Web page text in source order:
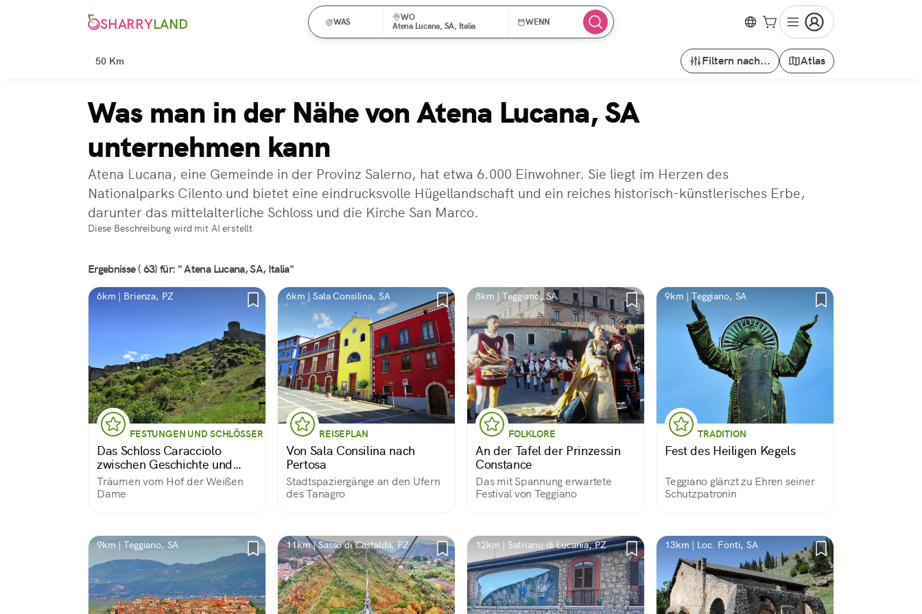
SHARRYLAND WAS
WO
Atena Lucana, SA, Italia
WENN
50 Km Filtern nach... Atlas
Was man in der Nähe von Atena Lucana, SA
unternehmen kann
Atena Lucana, eine Gemeinde in der Provinz Salerno, hat etwa 6.000 Einwohner. Sie liegt im Herzen des
Nationalparks Cilento und bietet eine eindrucksvolle Hügellandschaft und ein reiches historisch-künstlerisches Erbe,
darunter das mittelalterliche Schloss und die Kirche San Marco.
Diese Beschreibung wird mit AI erstellt
Ergebnisse ( 63) für: " Atena Lucana, SA, Italia"
6km | Brienza, PZ
FESTUNGEN UND SCHLÖSSER
Das Schloss Caracciolo
zwischen Geschichte und
Legende
Träumen vom Hof der Weißen
Dame
6km | Sala Consilina, SA
REISEPLAN
Von Sala Consilina nach
Pertosa
Stadtspaziergänge an den Ufern
des Tanagro
8km | Teggiano, SA
FOLKLORE
An der Tafel der Prinzessin
Constance
Das mit Spannung erwartete
Festival von Teggiano
9km | Teggiano, SA
TRADITION
Fest des Heiligen Kegels
Teggiano glänzt zu Ehren seiner
Schutzpatronin
9km | Teggiano, SA 11km | Sasso di Castalda, PZ 12km | Satriano di Lucania, PZ 13km | Loc. Fonti, SA